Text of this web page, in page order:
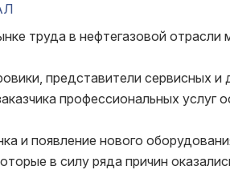
труда в нефтегазовой
представители сервисных
профессиональных услуг
и появление нового
в силу ряда причин